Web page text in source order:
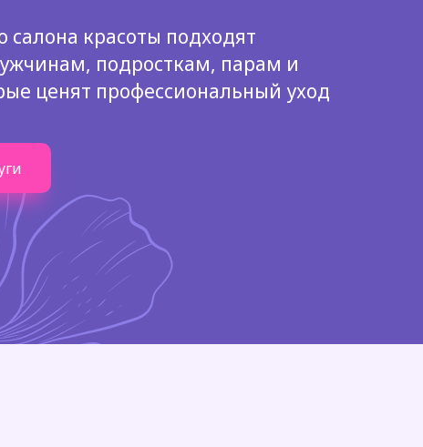
салона красоты подходят
подросткам, парам и
ценят профессиональный уход